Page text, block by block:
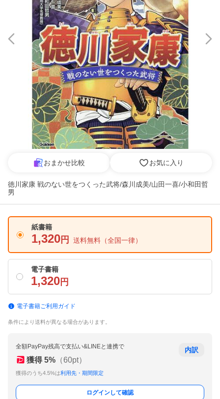
おまかせ比較 お気に入り
徳川家康 戦のない世をつくった武将/森川成美/山田一喜/小和田哲
男
紙書籍
1,320 円 送料無料 （全国一律）
電子書籍
1,320 円
電子書籍ご利用ガイド
条件により送料が異なる場合があります。
全額PayPay残高で支払い&LINEと連携で
獲得 5% （60pt）
獲得のうち4.5%は利用先・期間限定
内訳
ログインして確認